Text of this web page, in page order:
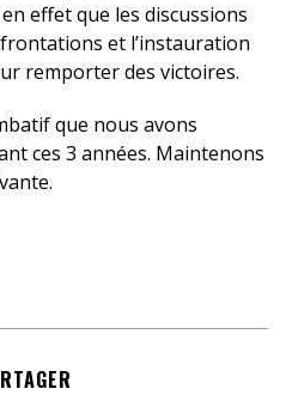
effet que les discussions
et l’instauration
remporter des victoires.
que nous avons
ces 3 années. Maintenons